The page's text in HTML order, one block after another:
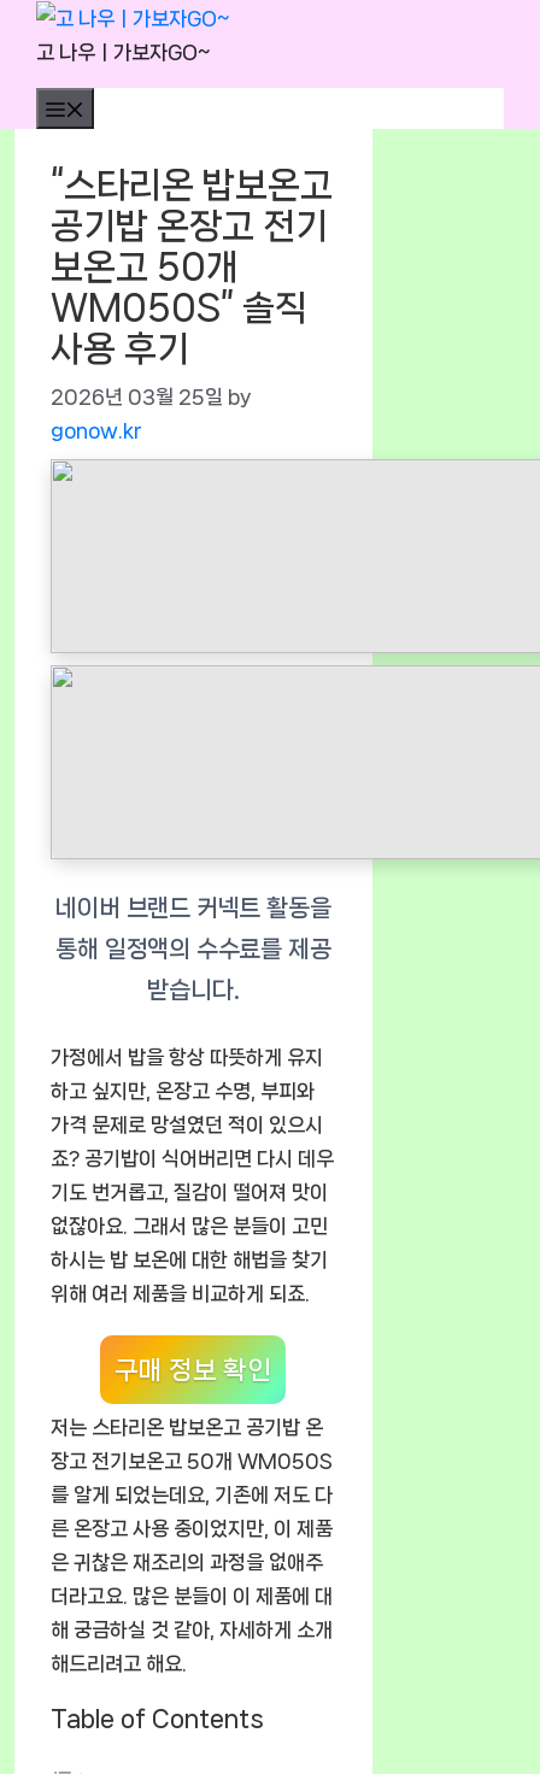
Skip
content
고 나우ㅣ가보자GO~
“스타리온 밥보온고
공기밥 온장고 전기
보온고 50개
WM050S” 솔직
사용 후기
2026년 03월 25일 by
gonow.kr
가정에서 밥을 항상 따뜻하게 유지
하고 싶지만, 온장고 수명, 부피와
가격 문제로 망설였던 적이 있으시
죠? 공기밥이 식어버리면 다시 데우
기도 번거롭고, 질감이 떨어져 맛이
없잖아요. 그래서 많은 분들이 고민
하시는 밥 보온에 대한 해법을 찾기
위해 여러 제품을 비교하게 되죠.
구매 정보 확인
저는 스타리온 밥보온고 공기밥 온
장고 전기보온고 50개 WM050S
를 알게 되었는데요, 기존에 저도 다
른 온장고 사용 중이었지만, 이 제품
은 귀찮은 재조리의 과정을 없애주
더라고요. 많은 분들이 이 제품에 대
해 궁금하실 것 같아, 자세하게 소개
해드리려고 해요.
Table of Contents